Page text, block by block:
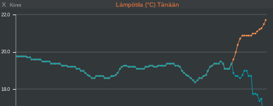
X Kiinni Lämpötila (°C) Tänään